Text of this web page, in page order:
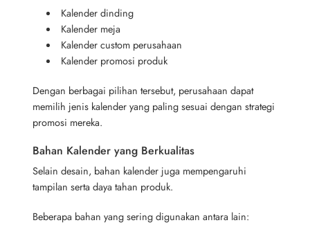
Kalender dinding
Kalender meja
Kalender custom perusahaan
Kalender promosi produk
Dengan berbagai pilihan tersebut, perusahaan dapat
memilih jenis kalender yang paling sesuai dengan strategi
promosi mereka.
Bahan Kalender yang Berkualitas
Selain desain, bahan kalender juga mempengaruhi
tampilan serta daya tahan produk.
Beberapa bahan yang sering digunakan antara lain: